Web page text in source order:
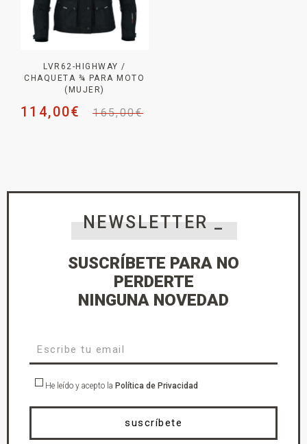
LVR62-HIGHWAY /
CHAQUETA ¾ PARA MOTO
(MUJER)
165,00€
114,00€
NEWSLETTER _
SUSCRÍBETE PARA NO
PERDERTE
NINGUNA NOVEDAD
He leído y acepto la Política de Privacidad
suscríbete